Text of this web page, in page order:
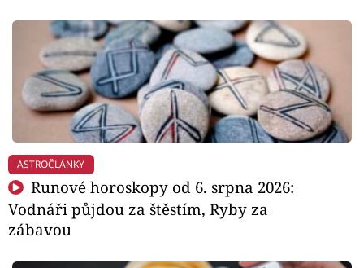
ASTROČLÁNKY
Runové horoskopy od 6. srpna 2026:
Vodnáři půjdou za štěstím, Ryby za
zábavou